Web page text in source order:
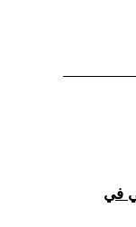
في